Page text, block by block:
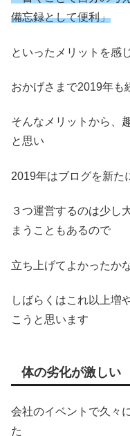
備忘録として便利」
といったメリットを感
おかげさまで2019年も
そんなメリットから、
と思い
2019年はブログを新た
３つ運営するのは少し
まうこともあるので
立ち上げてよかったか
しばらくはこれ以上増
こうと思います
体の劣化が激しい
会社のイベントで久々
た